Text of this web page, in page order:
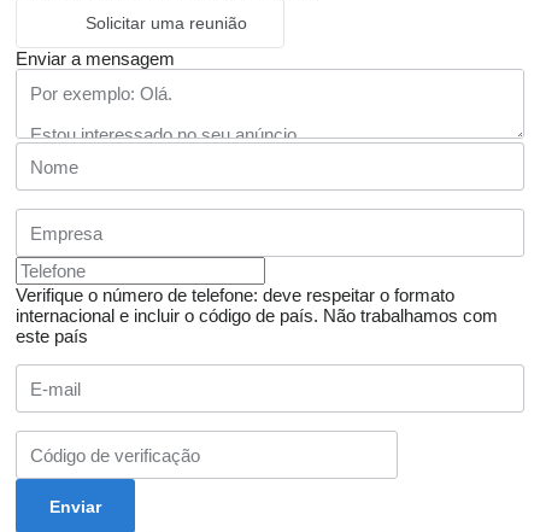
Solicitar uma reunião
Enviar a mensagem
Verifique o número de telefone: deve respeitar o formato
internacional e incluir o código de país. Não trabalhamos com
este país